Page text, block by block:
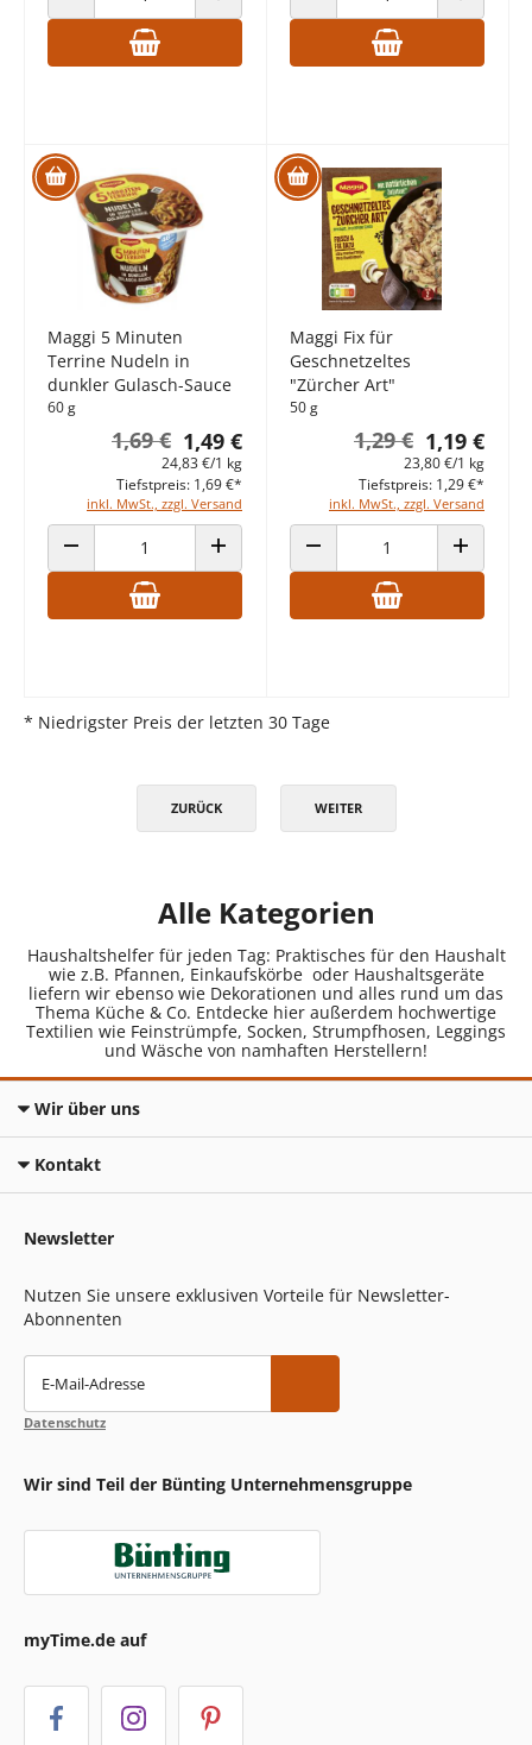
ANZAHL VERRINGERN ANZAHL ERHÖHENANZAHL VERRINGERN ANZAHL
Maggi 5 Minuten
Terrine Nudeln in
dunkler Gulasch-Sauce
60 g
1,49 €
1,69 €
24,83 €/1 kg
inkl. MwSt., zzgl. Versand
Tiefstpreis: 1,69 €*
ANZAHL VERRINGERN ANZAHL ERHÖHEN
Maggi Fix für
Geschnetzeltes
"Zürcher Art"
50 g
1,19 €
1,29 €
23,80 €/1 kg
inkl. MwSt., zzgl. Versand
Tiefstpreis: 1,29 €*
ANZAHL VERRINGERN ANZAHL
* Niedrigster Preis der letzten 30 Tage
ZURÜCK WEITER
Alle Kategorien
Haushaltshelfer für jeden Tag: Praktisches für den Haushalt
wie z.B. Pfannen, Einkaufskörbe oder Haushaltsgeräte
liefern wir ebenso wie Dekorationen und alles rund um das
Thema Küche & Co. Entdecke hier außerdem hochwertige
Textilien wie Feinstrümpfe, Socken, Strumpfhosen, Leggings
und Wäsche von namhaften Herstellern!
Wir über uns
Kontakt
Newsletter
Nutzen Sie unsere exklusiven Vorteile für Newsletter-
Abonnenten
E-Mail-Adresse
Datenschutz
Wir sind Teil der Bünting Unternehmensgruppe
myTime.de auf